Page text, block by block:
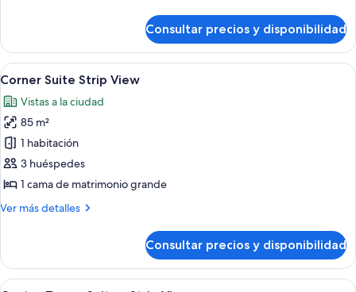
Suite
Consultar precios y disponibilidad
Abrir
todas
las
fotos
de
Corner
Suite
View
Habitación de hotel con una cama
9
Corner Suite Strip View
Vistas a la ciudad
85 m²
1 habitación
3 huéspedes
1 cama de matrimonio grande
Ver más detalles
Más
Suite
Strip
Consultar precios y disponibilidad
Abrir Habitación de hotel con dos camas,